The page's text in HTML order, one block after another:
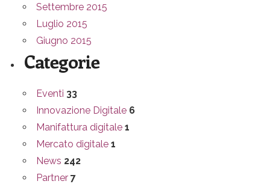
Settembre 2015
Luglio 2015
Giugno 2015
Categorie
Eventi 33
Innovazione Digitale 6
Manifattura digitale 1
Mercato digitale 1
News 242
Partner 7